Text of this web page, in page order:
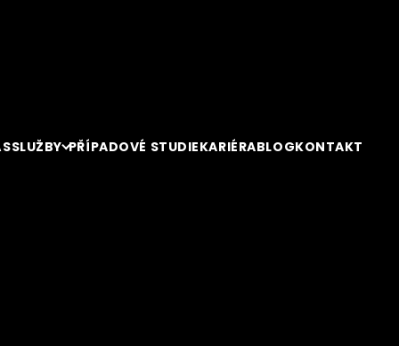
SLUŽBY PŘÍPADOVÉ STUDIEKARIÉRABLOGKONTAKT